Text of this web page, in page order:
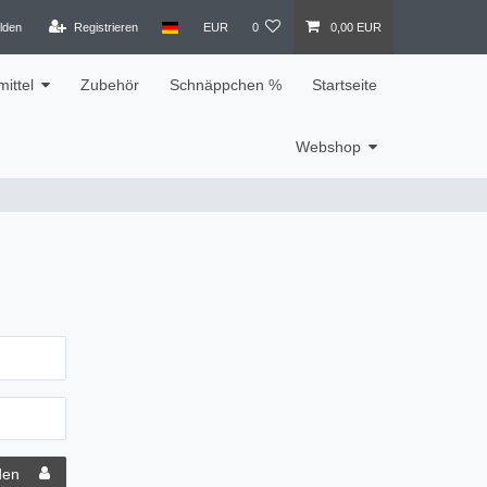
Registrieren EUR 0 0,00 EUR
Zubehör Schnäppchen % Startseite
Webshop